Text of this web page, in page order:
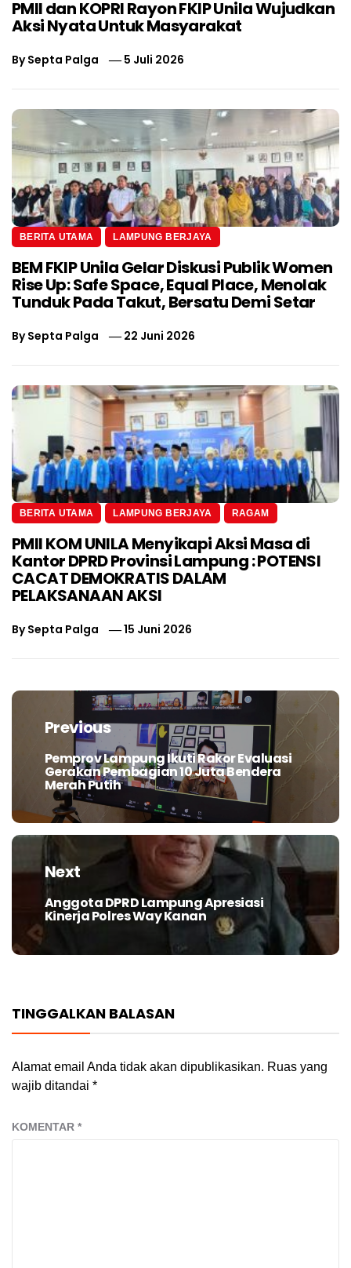
PMII dan KOPRI Rayon FKIP Unila Wujudkan
Aksi Nyata Untuk Masyarakat
BySepta Palga 5 Juli 2026
BERITA UTAMA LAMPUNG BERJAYA
BEM FKIP Unila Gelar Diskusi Publik Women
Rise Up: Safe Space, Equal Place, Menolak
Tunduk Pada Takut, Bersatu Demi Setar
BySepta Palga 22 Juni 2026
BERITA UTAMA LAMPUNG BERJAYA RAGAM
PMII KOM UNILA Menyikapi Aksi Masa di
Kantor DPRD Provinsi Lampung : POTENSI
CACAT DEMOKRATIS DALAM
PELAKSANAAN AKSI
BySepta Palga 15 Juni 2026
Navigasi
posPrevious
Previous
post:
Pemprov Lampung Ikuti Rakor Evaluasi
Gerakan Pembagian 10 Juta Bendera
Merah Putih
Next
Next
post:
Anggota DPRD Lampung Apresiasi
Kinerja Polres Way Kanan
TINGGALKAN BALASAN
Alamat email Anda tidak akan dipublikasikan. Ruas yang
wajib ditandai *
KOMENTAR *